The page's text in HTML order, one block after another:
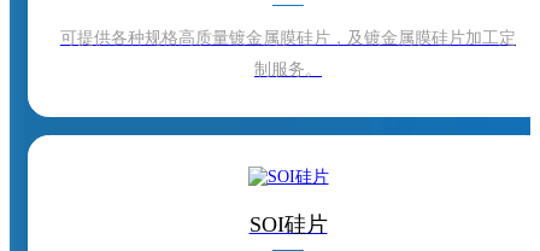
可提供各种规格高质量镀金属膜硅片，及镀金属膜硅片加工定
制服务。
SOI硅片